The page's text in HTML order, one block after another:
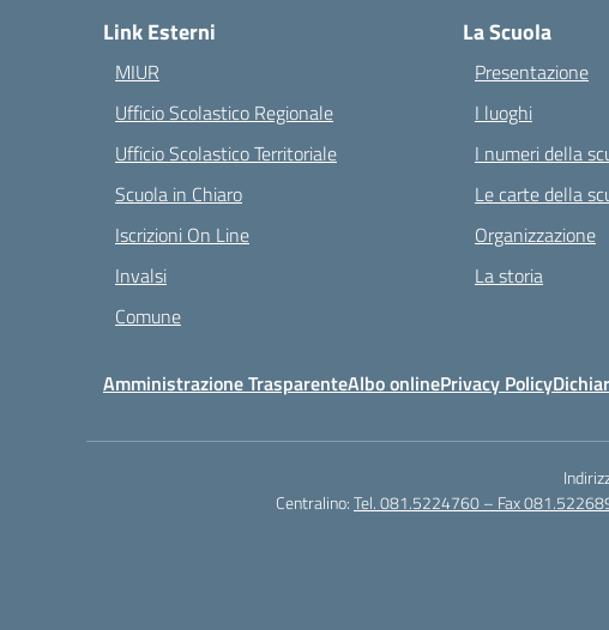
Link Esterni
MIUR
Ufficio Scolastico Regionale
Ufficio Scolastico Territoriale
Scuola in Chiaro
Iscrizioni On Line
Invalsi
Comune
La Scuola
Presentazione
I luoghi
I numeri della
Le carte della
Organizzazione
La storia
Amministrazione TrasparenteAlbo onlinePrivacy Policy
Centralino:Tel. 081.5224760 – Fax